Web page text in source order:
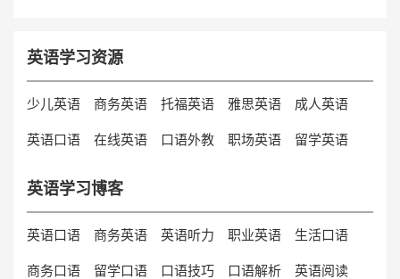
一英语外教培训机构该如何选择?选择培训
英语学习资源
少儿英语 商务英语 托福英语 雅思英语 成人英语
英语口语 在线英语 口语外教 职场英语 留学英语
英语学习博客
英语口语 商务英语 英语听力 职业英语 生活口语
商务口语 留学口语 口语技巧 口语解析 英语阅读